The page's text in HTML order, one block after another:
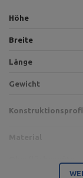
Höhe
Breite
Länge
Gewicht